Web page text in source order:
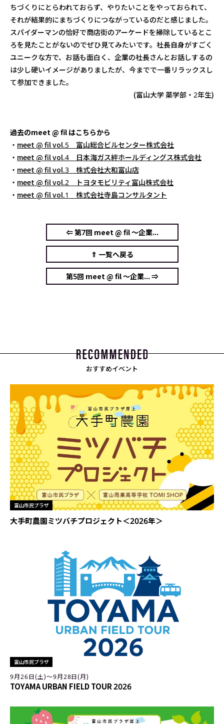
ちづくりにとらわれておらず、やりたいことをやっておられて、
それが結果的にまちづくりにつながっているのだと感じました。
スパイダーマンの恰好で商店街のアーケードを掃除しているとこ
ろを見たことがないのでぜひ見てみたいです。社長自身がすごく
ユニークな方で、お話も面白く、企業の社長さんとお話しするの
は少し硬いイメージがありましたが、今までで一番リラックスし
て参加できました。
(富山大学 薬学部・2年生)
過去のmeet @ fil はこちらから
・ meet @ fil vol.5 富山総合ビルセンター株式会社
・ meet @ fil vol.4 日本海ガス絆ホールディングス株式会社
・ meet @ fil vol.3 株式会社大和富山店
・ meet @ fil vol.2 トヨタモビリティ富山株式会社
・ meet @ fil vol.1 株式会社寺島コンサルタント
⇐ 第7回 meet @ fil ～企業...
⇑ 一覧へ戻る
第5回 meet @ fil ～企業... ⇒
おすすめイベント
富山市民プラザ
大手町農園ミツバチプロジェクト＜2026年＞
富山市民プラザ
9月26日(土)〜9月28日(月)
TOYAMA URBAN FIELD TOUR 2026